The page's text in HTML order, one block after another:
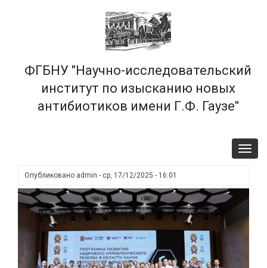
ФГБНУ "Научно-исследовательский
институт по изысканию новых
антибиотиков имени Г.Ф. Гаузе"
Опубликовано admin - ср, 17/12/2025 - 16:01
×